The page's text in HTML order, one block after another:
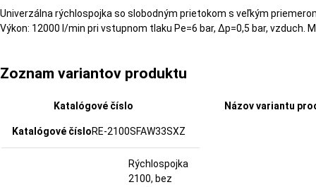
Univerzálna rýchlospojka so slobodným prietokom s veľkým
Výkon: 12000 l/min pri vstupnom tlaku Pe=6 bar, Δp=0,5 bar, vzduch.
Zoznam variantov produktu
Katalógové číslo Názov variantu
RE-2100SFAW33SXZ
Rýchlospojka
2100, bez